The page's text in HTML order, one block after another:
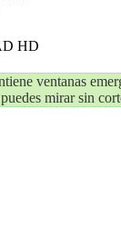
HD
ventanas
mirar sin